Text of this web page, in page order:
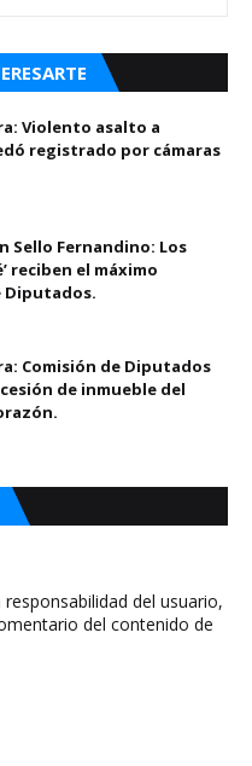
Violento asalto a
registrado por cámaras
Sello Fernandino: Los
reciben el máximo
Diputados.
Comisión de Diputados
de inmueble del
del usuario,
del contenido de